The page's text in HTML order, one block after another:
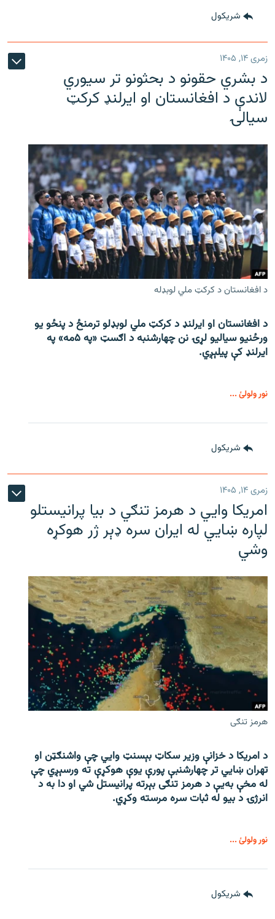
شريکول
زمری ۱۴, ۱۴۰۵
د بشري حقونو د بحثونو تر سیوري
لاندې د افغانستان او ایرلنډ کرکټ
سیالۍ
د افغانستان د کرکټ ملي لوبډله
د افغانستان او ایرلنډ د کرکټ ملي لوبډلو ترمنځ د پنځو یو
ورځنیو سیالیو لړۍ نن چهارشنبه د اګسټ «په ۵مه» په
ایرلنډ کې پیلېږي.
نور ولولئ ...
شريکول
زمری ۱۴, ۱۴۰۵
امریکا وايي د هرمز تنګي د بیا پرانیستلو
لپاره ښایي له ایران سره ډېر ژر هوکړه
وشي
هرمز تنګی
د امریکا د خزانې وزیر سکاټ بېسنټ وایي چې واشنګټن او
تهران ښايي تر چهارشنبې پورې یوې هوکړې ته ورسېږي چې
له مخې به‌یې د هرمز تنګی بېرته پرانیستل شي او دا به د
انرژۍ د بیو له ثبات سره مرسته وکړي.
نور ولولئ ...
شريکول